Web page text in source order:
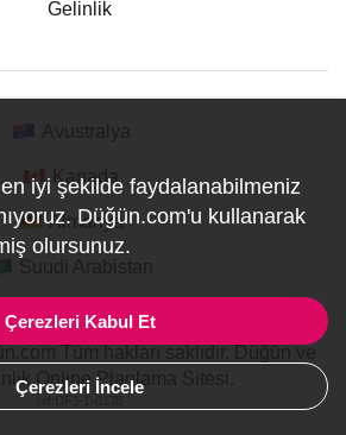
Gelinlik
Kanada
Almanya
Online Planlama Sitesi.
iyi şekilde faydalanabilmeniz
Düğün.com'u kullanarak
olursunuz.
Çerezleri Kabul Et
Çerezleri İncele